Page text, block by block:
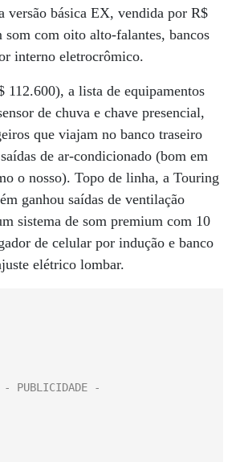
versão básica EX, vendida por R$
som com oito alto-falantes, bancos
interno eletrocrômico.
112.600), a lista de equipamentos
de chuva e chave presencial,
que viajam no banco traseiro
de ar-condicionado (bom em
o nosso). Topo de linha, a Touring
ganhou saídas de ventilação
sistema de som premium com 10
de celular por indução e banco
elétrico lombar.